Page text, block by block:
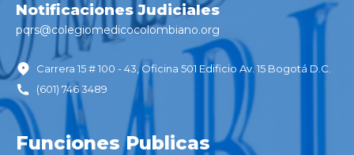
Notificaciones Judiciales
pqrs@colegiomedicocolombiano.org
Carrera 15 # 100 - 43, Oficina 501 Edificio Av. 15 Bogotá D.C.
(601) 746 3489
Funciones Publicas